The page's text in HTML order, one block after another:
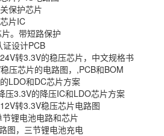
保护芯片
片IC
。带短路保护
设计PCB
转3.3V的稳压芯片，中文规格书
压芯片的电路图，,PCB和BOM
LDO和DC芯片方案
压3.3V的降压IC和LDO芯片方案
转3.3V稳压芯片电路图
锂电池电路和芯片
图，三节锂电池充电